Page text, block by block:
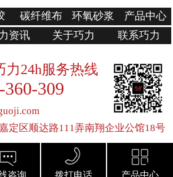
碳纤维布 环氧砂浆
产品中心
资讯 关于巧力 联系巧力
力24h服务热线
360-309
定区顺达路111弄南翔企业公馆18号
咨询 拨打电话 产品中心